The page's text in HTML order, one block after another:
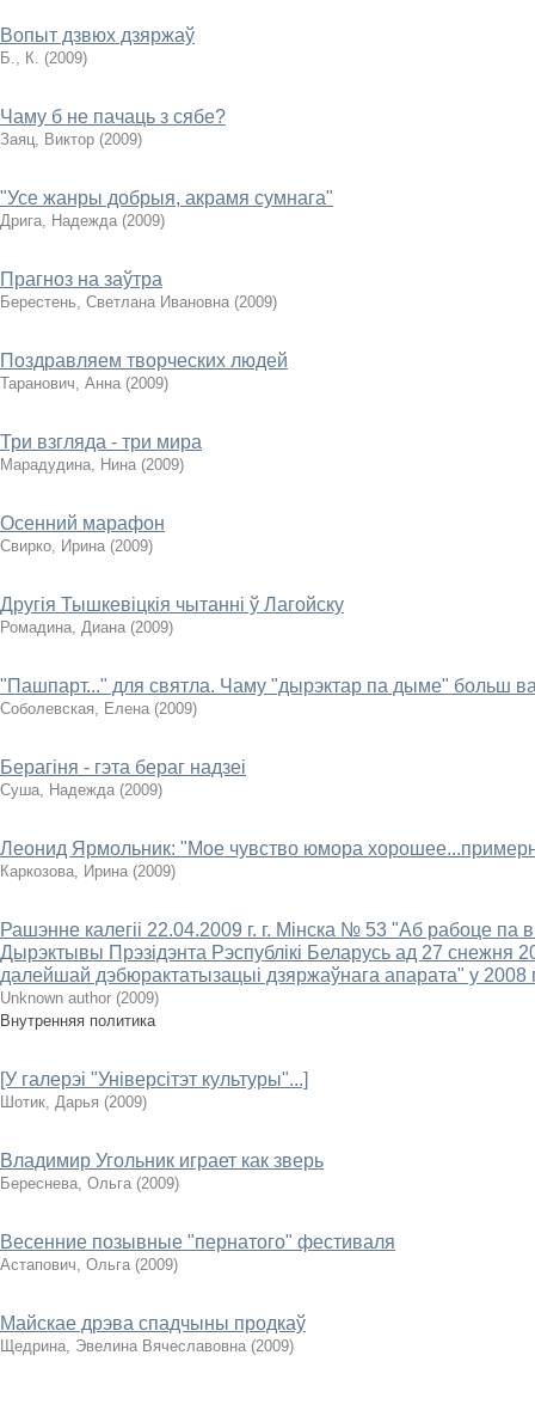
Вопыт дзвюх дзяржаў
Б., К. (2009)
Чаму б не пачаць з сябе?
Заяц, Виктор (2009)
"Усе жанры добрыя, акрамя сумнага"
Дрига, Надежда (2009)
Прагноз на заўтра
Берестень, Светлана Ивановна (2009)
Поздравляем творческих людей
Таранович, Анна (2009)
Три взгляда - три мира
Марадудина, Нина (2009)
Осенний марафон
Свирко, Ирина (2009)
Другія Тышкевіцкія чытанні ў Лагойску
Ромадина, Диана (2009)
"Пашпарт..." для святла. Чаму "дырэктар па дыме" больш
Соболевская, Елена (2009)
Берагіня - гэта бераг надзеі
Суша, Надежда (2009)
Леонид Ярмольник: "Мое чувство юмора
Каркозова, Ирина (2009)
Рашэнне калегіі 22.04.2009 г. г. Мінска № 53 "Аб рабоце па
Дырэктывы Прэзідэнта Рэспублікі Беларусь ад 27 снежня
далейшай дэбюрактатызацыі дзяржаўнага апарата" у 2008
Unknown author (2009)
Внутренняя политика
[У галерэі "Універсітэт культуры"...]
Шотик, Дарья (2009)
Владимир Угольник играет как зверь
Береснева, Ольга (2009)
Весенние позывные "пернатого" фестиваля
Астапович, Ольга (2009)
Майскае дрэва спадчыны продкаў
Щедрина, Эвелина Вячеславовна (2009)